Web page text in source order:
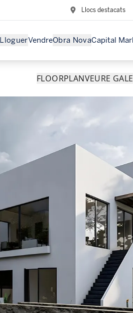
Llocs destacats
LloguerVendreObra NovaCapital
FLOORPLANVEURE